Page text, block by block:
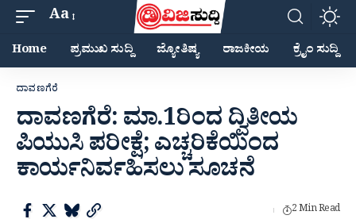
Aa
Home ಪ್ರಮುಖ ಸುದ್ದಿ ಜ್ಯೋತಿಷ್ಯ ರಾಜಕೀಯ ಕ್ರೈಂ ಸುದ್ದಿ
ದಾವಣಗೆರೆ
ದಾವಣಗೆರೆ: ಮಾ.1ರಿಂದ ದ್ವಿತೀಯ
ಪಿಯುಸಿ ಪರೀಕ್ಷೆ; ಎಚ್ಚರಿಕೆಯಿಂದ
ಕಾರ್ಯನಿರ್ವಹಿಸಲು ಸೂಚನೆ
2 Min Read